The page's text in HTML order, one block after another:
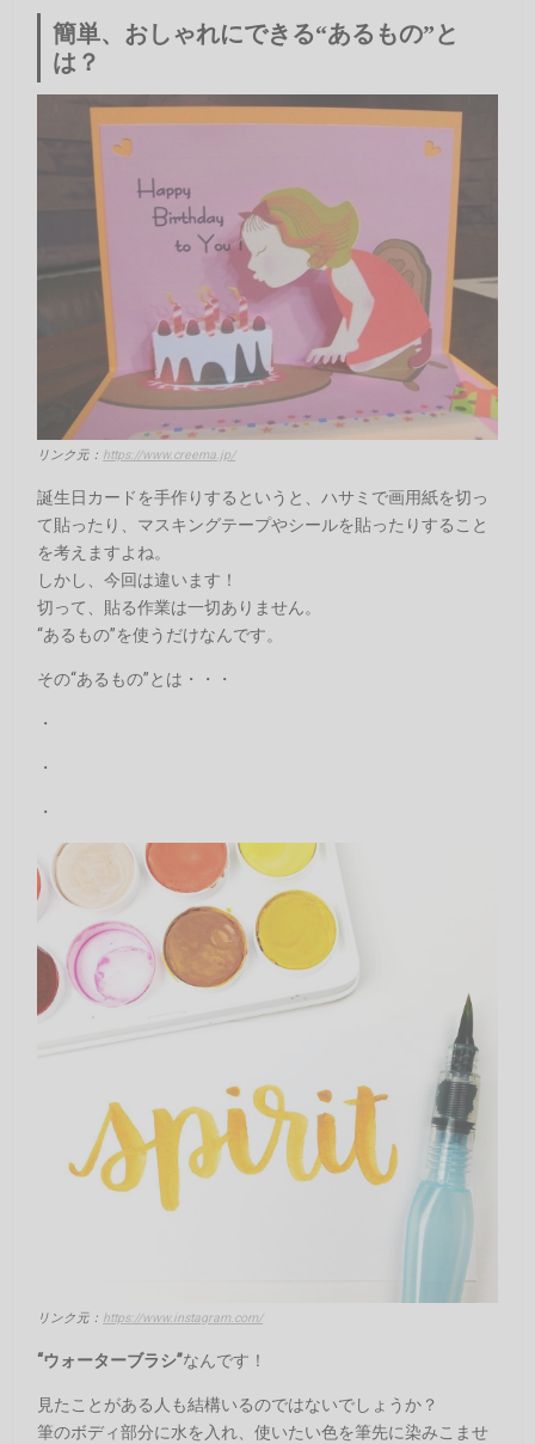
簡単、おしゃれにできる“あるもの”と
は？
リンク元： https://www.creema.jp/
誕生日カードを手作りするというと、ハサミで画用紙を切っ
て貼ったり、マスキングテープやシールを貼ったりすること
を考えますよね。
しかし、今回は違います！
切って、貼る作業は一切ありません。
“あるもの”を使うだけなんです。
その“あるもの”とは・・・
・
・
・
リンク元： https://www.instagram.com/
“ウォーターブラシ”なんです！
見たことがある人も結構いるのではないでしょうか？
筆のボディ部分に水を入れ、使いたい色を筆先に染みこませ